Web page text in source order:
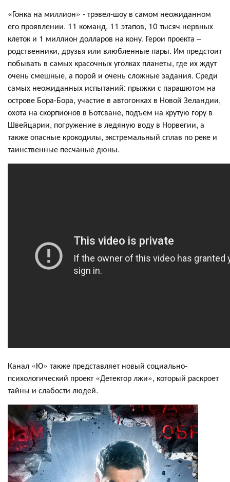
«Гонка на миллион» - трэвел-шоу в самом неожиданном
его проявлении. 11 команд, 11 этапов, 10 тысяч нервных
клеток и 1 миллион долларов на кону. Герои проекта –
родственники, друзья или влюбленные пары. Им предстоит
побывать в самых красочных уголках планеты, где их ждут
очень смешные, а порой и очень сложные задания. Среди
самых неожиданных испытаний: прыжки с парашютом на
острове Бора-Бора, участие в автогонках в Новой Зеландии,
охота на скорпионов в Ботсване, подъем на крутую гору в
Швейцарии, погружение в ледяную воду в Норвегии, а
также опасные крокодилы, экстремальный сплав по реке и
таинственные песчаные дюны.
Канал «Ю» также представляет новый социально-
психологический проект «Детектор лжи», который раскроет
тайны и слабости людей.